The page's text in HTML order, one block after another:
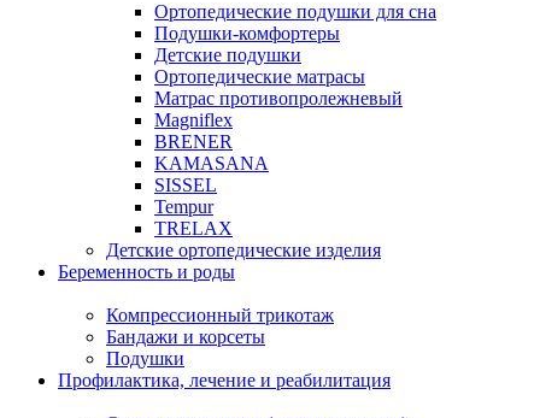
Ортопедические подушки для сна
Подушки-комфортеры
Детские подушки
Ортопедические матрасы
Матрас противопролежневый
Magniflex
BRENER
KAMASANA
SISSEL
Tempur
TRELAX
Детские ортопедические изделия
Беременность и роды
Компрессионный трикотаж
Бандажи и корсеты
Подушки
Профилактика, лечение и реабилитация